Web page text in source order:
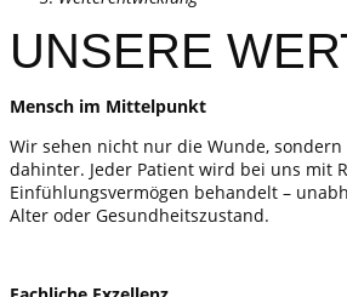
UNSERE
Mensch im Mittelpunkt
Wir sehen nicht nur die Wunde, sondern
dahinter. Jeder Patient wird bei uns mit
Einfühlungsvermögen behandelt –
Alter oder Gesundheitszustand.